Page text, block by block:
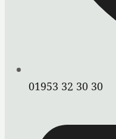
01953 32 30 30